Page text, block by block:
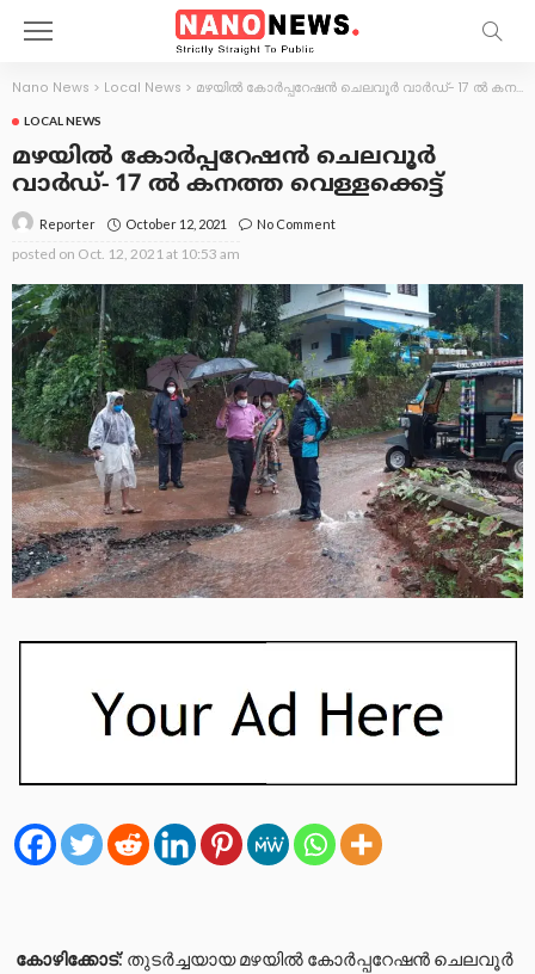
Nano News > Local News > മഴയിൽ കോർപ്പറേഷൻ ചെലവൂർ വാർഡ്- 17 ൽ കനത്ത വെള്ളക്കെട്ട്
LOCAL NEWS
മഴയിൽ കോർപ്പറേഷൻ ചെലവൂർ
വാർഡ്- 17 ൽ കനത്ത വെള്ളക്കെട്ട്
Reporter October 12, 2021 No Comment
posted on Oct. 12, 2021 at 10:53 am
കോഴിക്കോട്: തുടർച്ചയായ മഴയിൽ കോർപ്പറേഷൻ ചെലവൂര്‍